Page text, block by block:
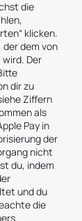
die
klicken.
dem von
Der
dir zu
Ziffern
als
Pay in
der
nicht
du, indem
und du
die